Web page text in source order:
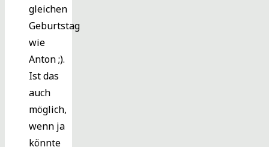
gleichen
Geburtstag
wie
Anton ;).
Ist das
auch
möglich,
wenn ja
könnte